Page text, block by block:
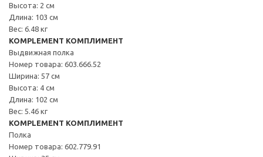
Высота: 2 см
Длина: 103 см
Вес: 6.48 кг
KOMPLEMENT КОМПЛИМЕНТ
Выдвижная полка
Номер товара: 603.666.52
Ширина: 57 см
Высота: 4 см
Длина: 102 см
Вес: 5.46 кг
KOMPLEMENT КОМПЛИМЕНТ
Полка
Номер товара: 602.779.91